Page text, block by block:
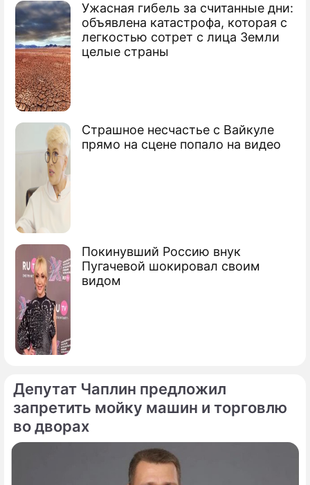
Ужасная гибель за считанные дни:
объявлена катастрофа, которая с
легкостью сотрет с лица Земли
целые страны
Страшное несчастье с Вайкуле
прямо на сцене попало на видео
Покинувший Россию внук
Пугачевой шокировал своим
видом
Депутат Чаплин предложил
запретить мойку машин и торговлю
во дворах